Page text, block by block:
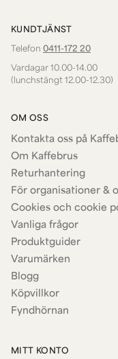
KUNDTJÄNST
Telefon 0411-172 20
Vardagar 10.00-14.00
(lunchstängt 12.00-12.30)
OM OSS
Kontakta oss på
Om Kaffebrus
Returhantering
För organisationer &
Cookies och cookie
Vanliga frågor
Produktguider
Varumärken
Blogg
Köpvillkor
Fyndhörnan
MITT KONTO